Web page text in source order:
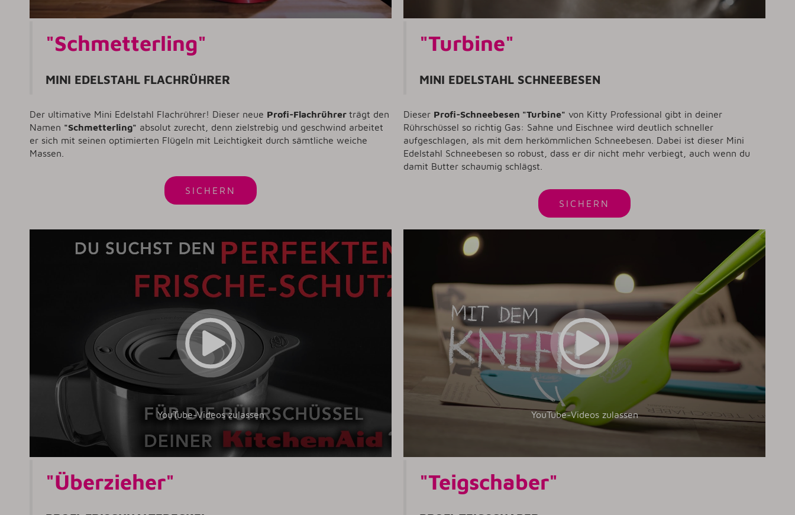
"Schmetterling"
MINI EDELSTAHL FLACHRÜHRER
Der ultimative Mini Edelstahl Flachrührer! Dieser neue Profi-Flachrührer trägt den
Namen "Schmetterling" absolut zurecht, denn zielstrebig und geschwind arbeitet
er sich mit seinen optimierten Flügeln mit Leichtigkeit durch sämtliche weiche
Massen.
SICHERN
"Turbine"
MINI EDELSTAHL SCHNEEBESEN
Dieser Profi-Schneebesen "Turbine" von Kitty Professional gibt in deiner
Rührschüssel so richtig Gas: Sahne und Eischnee wird deutlich schneller
aufgeschlagen, als mit dem herkömmlichen Schneebesen. Dabei ist dieser Mini
Edelstahl Schneebesen so robust, dass er dir nicht mehr verbiegt, auch wenn du
damit Butter schaumig schlägst.
SICHERN
YouTube-Videos zulassen
"Überzieher"
YouTube-Videos zulassen
"Teigschaber"